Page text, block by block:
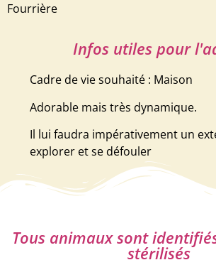
Fourrière
Infos utiles pour
Cadre de vie souhaité : Maison
Adorable mais très dynamique.
Il lui faudra impérativement un
explorer et se défouler
Tous animaux sont
stérilisés